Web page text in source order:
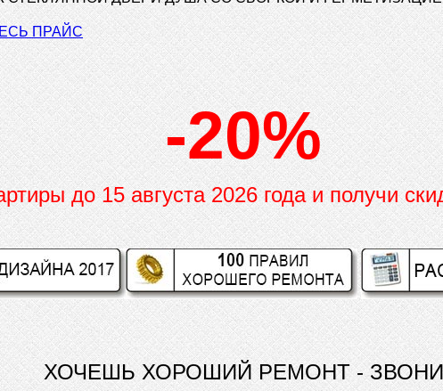
ПРАЙС
-20%
до15 августа 2026 года и получи
ХОЧЕШЬ ХОРОШИЙ РЕМОНТ - ЗВОНИ